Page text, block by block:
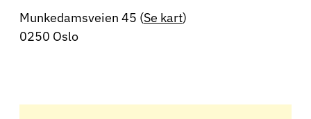
Munkedamsveien 45 (Se kart)
0250 Oslo